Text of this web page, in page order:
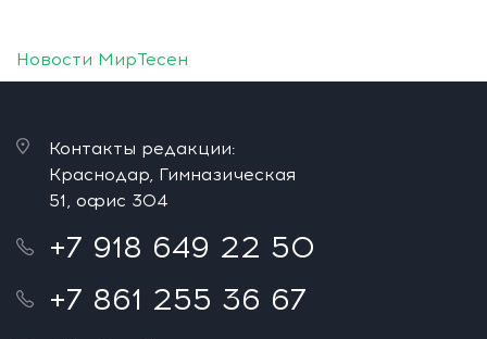
Новости МирТесен
Контакты редакции:
Краснодар, Гимназическая
51, офис 304
+7 918 649 22 50
+7 861 255 36 67